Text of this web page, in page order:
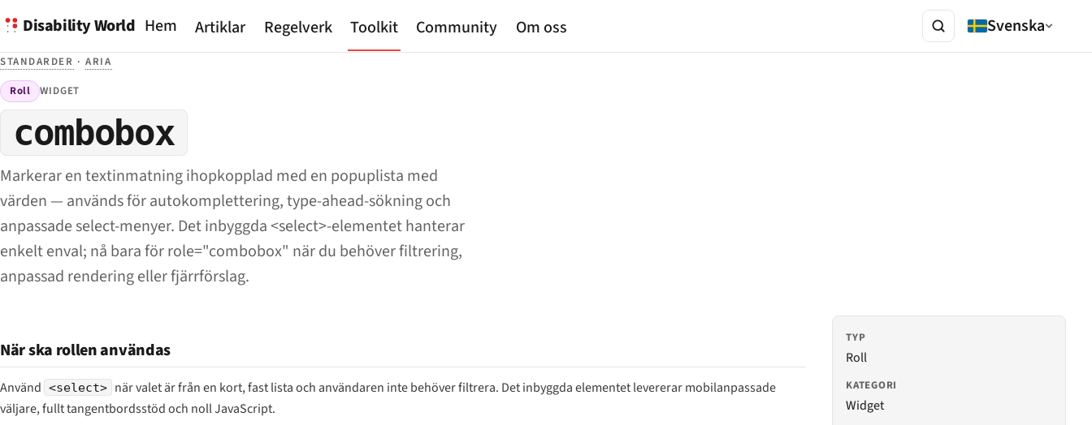
Disability World Hem Artiklar Regelverk Toolkit Community Om oss Svenska
STANDARDER ·ARIA
Roll WIDGET
combobox
Markerar en textinmatning ihopkopplad med en popuplista med
värden — används för autokomplettering, type-ahead-sökning och
anpassade select-menyer. Det inbyggda <select>-elementet hanterar
enkelt enval; nå bara för role="combobox" när du behöver filtrering,
anpassad rendering eller fjärrförslag.
När ska rollen användas
Använd <select> när valet är från en kort, fast lista och användaren inte behöver filtrera. Det inbyggda elementet levererar mobilanpassade
väljare, fullt tangentbordsstöd och noll JavaScript.
TYP
Roll
KATEGORI
Widget